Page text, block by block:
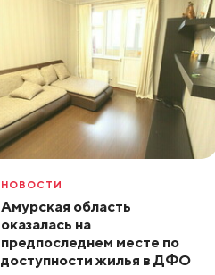
НОВОСТИ
Амурская область
оказалась на
предпоследнем месте по
доступности жилья в ДФО